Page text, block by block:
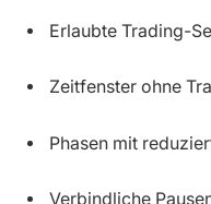
Erlaubte Trading-
Zeitfenster ohne
Phasen mit
Verbindliche